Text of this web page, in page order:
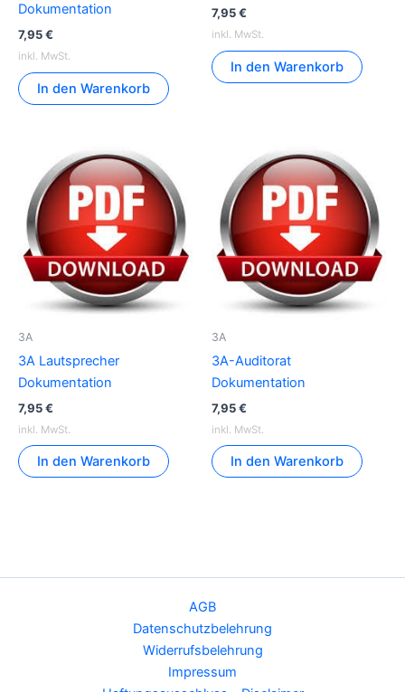
Dokumentation
7,95€
inkl. MwSt.
In den Warenkorb
7,95€
inkl. MwSt.
In den Warenkorb
3A
3A Lautsprecher
Dokumentation
7,95€
inkl. MwSt.
In den Warenkorb
3A
3A-Auditorat
Dokumentation
7,95€
inkl. MwSt.
In den Warenkorb
AGB
Datenschutzbelehrung
Widerrufsbelehrung
Impressum